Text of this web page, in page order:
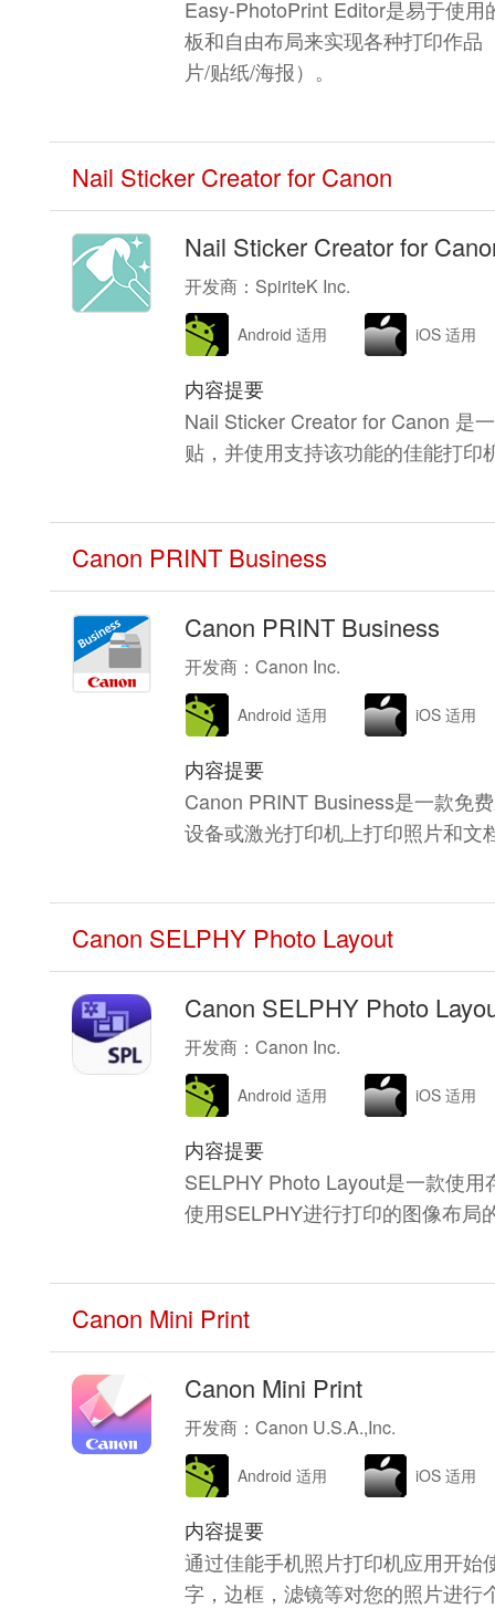
Easy-PhotoPrint Editor是易于使
板和自由布局来实现各种打印作品
片/贴纸/海报）。
Nail Sticker Creator for Canon
Nail Sticker Creator for
开发商：SpiriteK Inc.
Android 适用 iOS 适用
内容提要
Nail Sticker Creator for Canon 是
贴，并使用支持该功能的佳能打
Canon PRINT Business
Canon PRINT Business
开发商：Canon Inc.
Android 适用 iOS 适用
内容提要
Canon PRINT Business是一款免
设备或激光打印机上打印照片和文
Canon SELPHY Photo Layout
Canon SELPHY Photo
开发商：Canon Inc.
Android 适用 iOS 适用
内容提要
SELPHY Photo Layout是一款使
使用SELPHY进行打印的图像布局
Canon Mini Print
Canon Mini Print
开发商：Canon U.S.A.,Inc.
Android 适用 iOS 适用
内容提要
通过佳能手机照片打印机应用开始
字，边框，滤镜等对您的照片进行